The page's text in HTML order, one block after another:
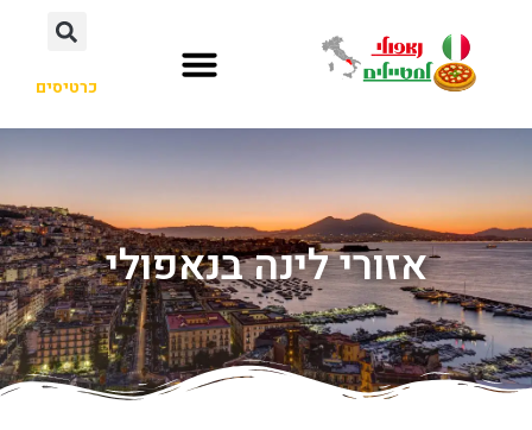
כרטיסים
אזורי לינה בנאפולי